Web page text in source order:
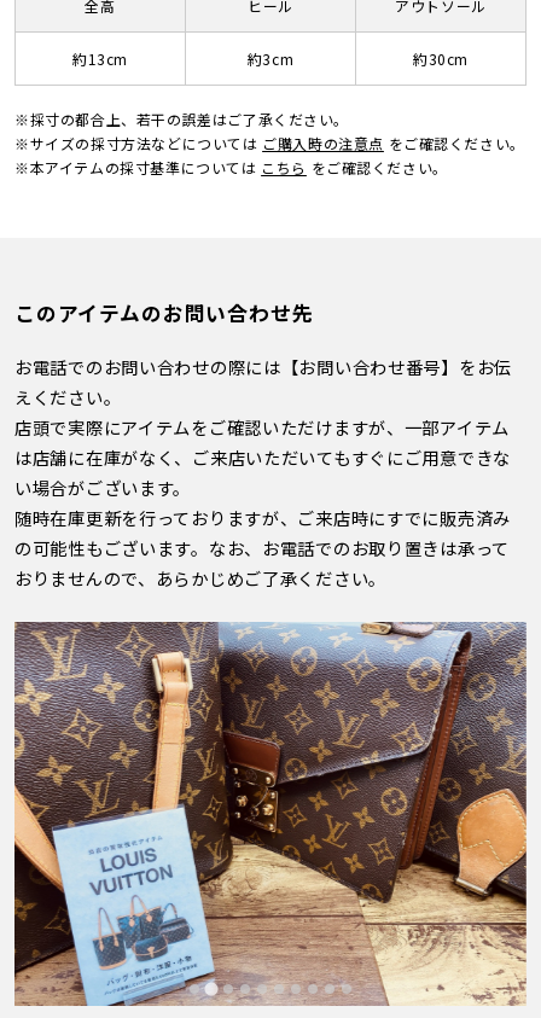
全高
約13cm
ヒール
約3cm
アウトソール
約30cm
※採寸の都合上、若干の誤差はご了承ください。
※サイズの採寸方法などについては ご購入時の注意点 をご確認ください。
※本アイテムの採寸基準については こちら をご確認ください。
このアイテムのお問い合わせ先
お電話でのお問い合わせの際には【お問い合わせ番号】をお伝
えください。
店頭で実際にアイテムをご確認いただけますが、一部アイテム
は店舗に在庫がなく、ご来店いただいてもすぐにご用意できな
い場合がございます。
随時在庫更新を行っておりますが、ご来店時にすでに販売済み
の可能性もございます。なお、お電話でのお取り置きは承って
おりませんので、あらかじめご了承ください。